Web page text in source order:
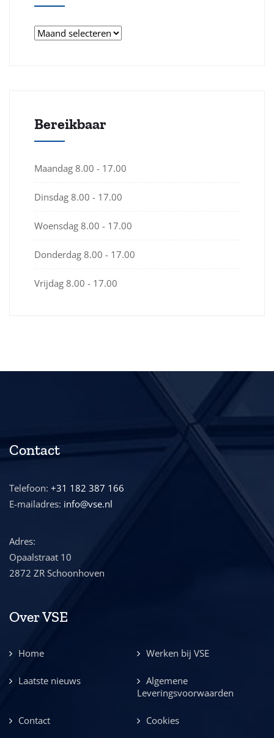
Archieven
Bereikbaar
Maandag 8.00 - 17.00
Dinsdag 8.00 - 17.00
Woensdag 8.00 - 17.00
Donderdag 8.00 - 17.00
Vrijdag 8.00 - 17.00
Contact
Telefoon: +31 182 387 166
E-mailadres: info@vse.nl
Adres:
Opaalstraat 10
2872 ZR Schoonhoven
Over VSE
Home Werken bij VSE
Laatste nieuws
Algemene
Leveringsvoorwaarden
Contact Cookies